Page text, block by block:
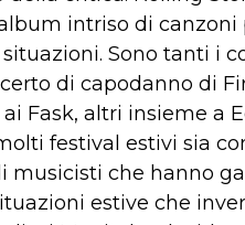
intriso di
Sono tanti i
di capodanno di
Fask, altri insieme a
festival estivi sia
musicisti che hanno
estive che